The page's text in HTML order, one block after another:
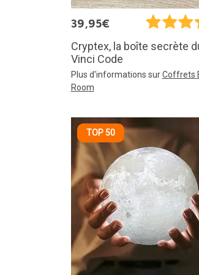
39,95€
Cryptex, la boîte secrète
Vinci Code
Plus d'informations surCoffrets
Room
TOP 50